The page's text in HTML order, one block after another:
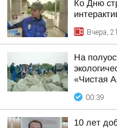
Ко Дню
Вчера,
На
«Чистая
00:39
10 лет